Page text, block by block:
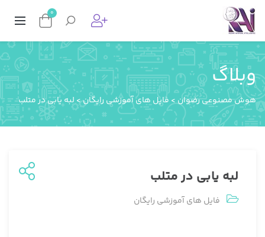
0
وبلاگ
هوش مصنوعی رضوان> فایل های آموزشی رایگان>لبه یابی در متلب
لبه یابی در متلب
فایل های آموزشی رایگان